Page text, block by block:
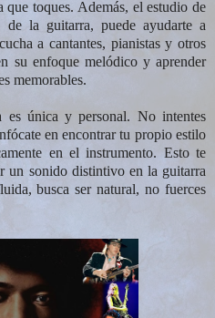
que toques. Además, el estudio de
la guitarra, puede ayudarte a
a cantantes, pianistas y otros
su enfoque melódico y aprender
memorables.
es única y personal. No intentes
en encontrar tu propio estilo
en el instrumento. Esto te
un sonido distintivo en la guitarra
busca ser natural, no fuerces